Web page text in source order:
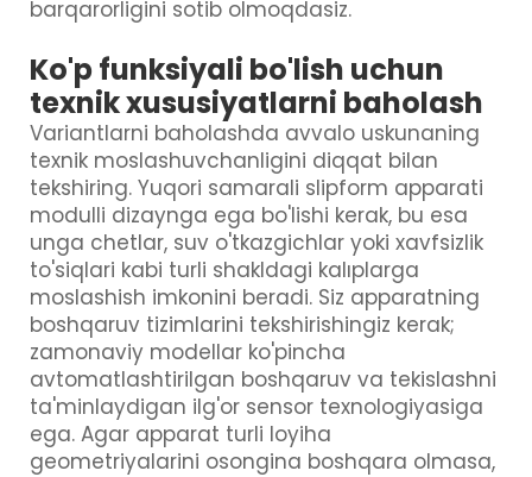
barqarorligini sotib olmoqdasiz.
Ko'p funksiyali bo'lish uchun
texnik xususiyatlarni baholash
Variantlarni baholashda avvalo uskunaning
texnik moslashuvchanligini diqqat bilan
tekshiring. Yuqori samarali slipform apparati
modulli dizaynga ega bo'lishi kerak, bu esa
unga chetlar, suv o'tkazgichlar yoki xavfsizlik
to'siqlari kabi turli shakldagi kalıplarga
moslashish imkonini beradi. Siz apparatning
boshqaruv tizimlarini tekshirishingiz kerak;
zamonaviy modellar ko'pincha
avtomatlashtirilgan boshqaruv va tekislashni
ta'minlaydigan ilg'or sensor texnologiyasiga
ega. Agar apparat turli loyiha
geometriyalarini osongina boshqara olmasa,